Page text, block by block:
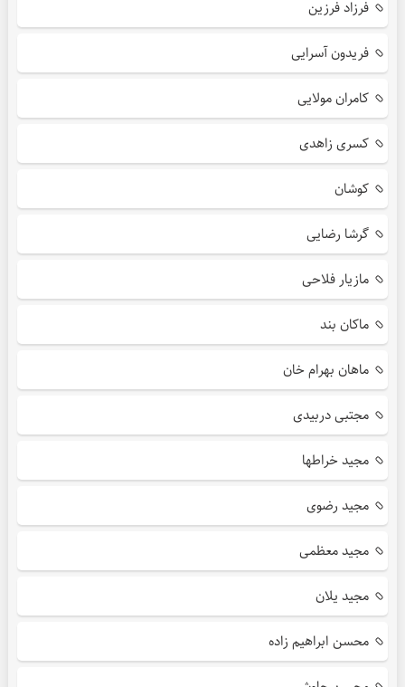
فرزاد فرزین
فریدون آسرایی
کامران مولایی
کسری زاهدی
کوشان
گرشا رضایی
مازیار فلاحی
ماکان بند
ماهان بهرام خان
مجتبی دربیدی
مجید خراطها
مجید رضوی
مجید معظمی
مجید یلان
محسن ابراهیم زاده